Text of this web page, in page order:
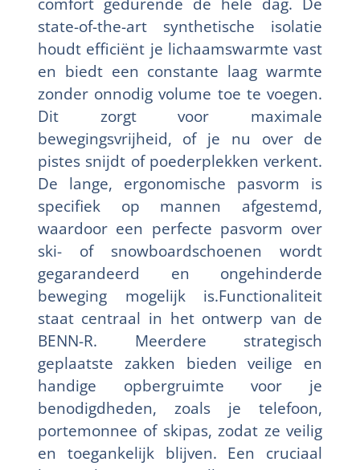
state-of-the-art synthetische isolatie
houdt efficiënt je lichaamswarmte vast
en biedt een constante laag warmte
zonder onnodig volume toe te voegen.
Dit zorgt voor maximale
bewegingsvrijheid, of je nu over de
pistes snijdt of poederplekken verkent.
De lange, ergonomische pasvorm is
specifiek op mannen afgestemd,
waardoor een perfecte pasvorm over
ski- of snowboardschoenen wordt
gegarandeerd en ongehinderde
beweging mogelijk is.Functionaliteit
staat centraal in het ontwerp van de
BENN-R. Meerdere strategisch
geplaatste zakken bieden veilige en
handige opbergruimte voor je
benodigdheden, zoals je telefoon,
portemonnee of skipas, zodat ze veilig
en toegankelijk blijven. Een cruciaal